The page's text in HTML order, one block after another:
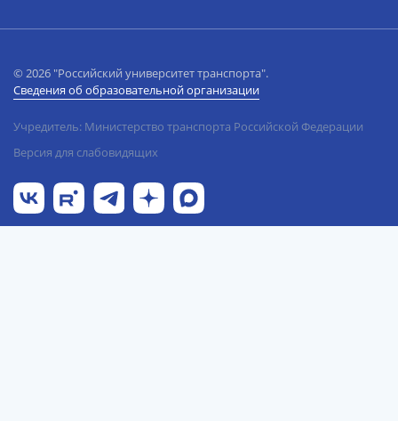
© 2026 "Российский университет транспорта".
Сведения об образовательной организации
Учредитель: Министерство транспорта Российской Федерации
Версия для слабовидящих